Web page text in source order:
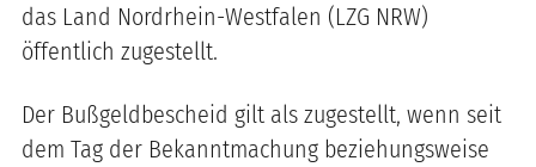
das Land Nordrhein-Westfalen (LZG NRW)
öffentlich zugestellt.
Der Bußgeldbescheid gilt als zugestellt, wenn seit
dem Tag der Bekanntmachung beziehungsweise